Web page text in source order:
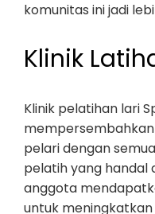
komunitas ini jadi
Klinik
Klinik pelatihan lari
pelari dengan
pelatih yang handal
anggota
untuk